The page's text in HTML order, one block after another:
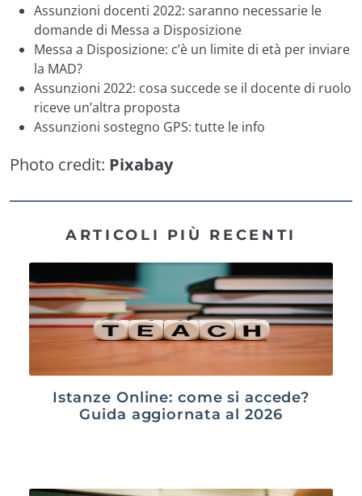
Assunzioni docenti 2022: saranno necessarie le
domande di Messa a Disposizione
Messa a Disposizione: c’è un limite di età per inviare
la MAD?
Assunzioni 2022: cosa succede se il docente di ruolo
riceve un’altra proposta
Assunzioni sostegno GPS: tutte le info
Photo credit: Pixabay
ARTICOLI PIÙ RECENTI
Istanze Online: come si accede?
Guida aggiornata al 2026